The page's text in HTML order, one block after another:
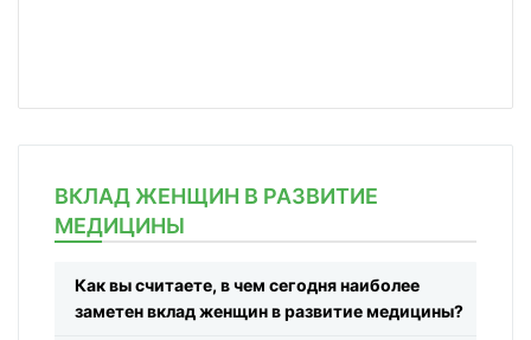
ВКЛАД ЖЕНЩИН В РАЗВИТИЕ
МЕДИЦИНЫ
Как вы считаете, в чем сегодня наиболее
заметен вклад женщин в развитие медицины?